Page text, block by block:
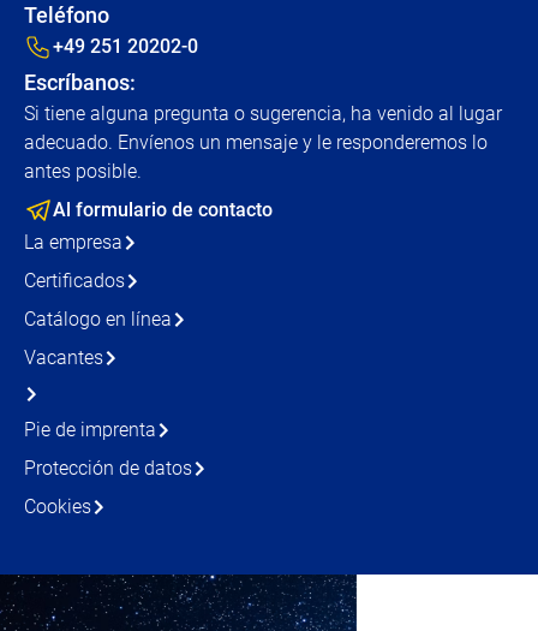
Teléfono
+49 251 20202-0
Escríbanos:
Si tiene alguna pregunta o sugerencia, ha venido al lugar
adecuado. Envíenos un mensaje y le responderemos lo
antes posible.
Al formulario de contacto
La empresa
Certificados
Catálogo en línea
Vacantes
Pie de imprenta
Protección de datos
Cookies